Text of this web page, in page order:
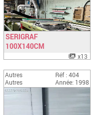
Have a look
SERIGRAF
100X140CM
x13
Autres
Autres
Réf : 404
Année: 1998